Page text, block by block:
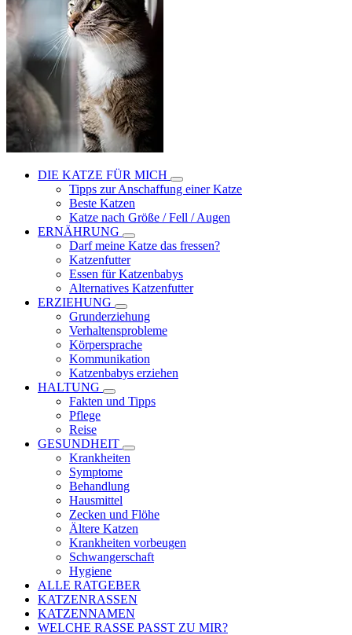
DIE KATZE FÜR MICH
Tipps zur Anschaffung einer Katze
Beste Katzen
Katze nach Größe / Fell / Augen
ERNÄHRUNG
Darf meine Katze das fressen?
Katzenfutter
Essen für Katzenbabys
Alternatives Katzenfutter
ERZIEHUNG
Grunderziehung
Verhaltensprobleme
Körpersprache
Kommunikation
Katzenbabys erziehen
HALTUNG
Fakten und Tipps
Pflege
Reise
GESUNDHEIT
Krankheiten
Symptome
Behandlung
Hausmittel
Zecken und Flöhe
Ältere Katzen
Krankheiten vorbeugen
Schwangerschaft
Hygiene
ALLE RATGEBER
KATZENRASSEN
KATZENNAMEN
WELCHE RASSE PASST ZU MIR?